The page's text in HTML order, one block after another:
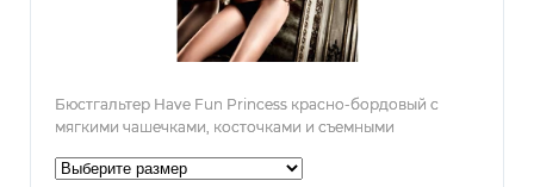
Бюстгальтер Have Fun Princess красно-бордовый с
мягкими чашечками, косточками и съемными